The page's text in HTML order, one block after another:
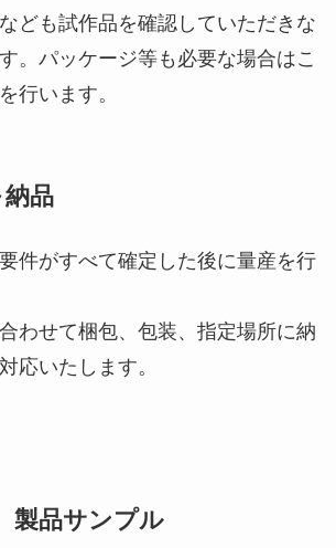
ども試作品を確認していただきな
。パッケージ等も必要な場合はこ
行います。
品
件がすべて確定した後に量産を行
わせて梱包、包装、指定場所に納
応いたします。
製品サンプル